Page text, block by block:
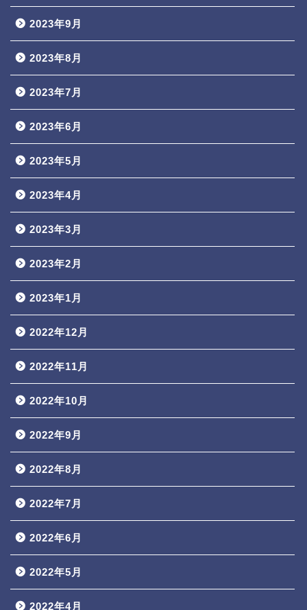
2023年9月
2023年8月
2023年7月
2023年6月
2023年5月
2023年4月
2023年3月
2023年2月
2023年1月
2022年12月
2022年11月
2022年10月
2022年9月
2022年8月
2022年7月
2022年6月
2022年5月
2022年4月